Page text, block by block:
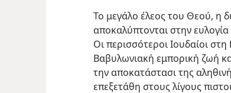
Το μεγάλο έλεος του Θεού, η
αποκαλύπτονται στην
Οι περισσότεροι Ιουδαίοι
Βαβυλωνιακή εμπορική ζωή
την αποκατάστασι της
επεξετάθη στους λίγους